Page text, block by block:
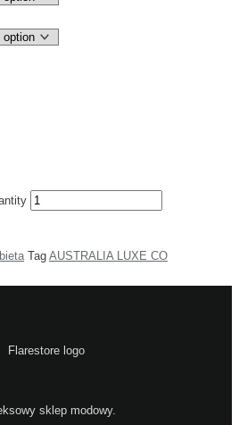
Tag AUSTRALIA LUXE CO
sklep modowy.